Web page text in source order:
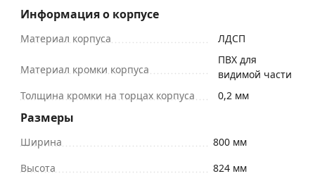
Информация о корпусе
Материал корпуса ЛДСП
Материал кромки корпуса
ПВХ для
видимой части
Толщина кромки на торцах корпуса
0,2 мм
Размеры
Ширина
800 мм
Высота
824 мм